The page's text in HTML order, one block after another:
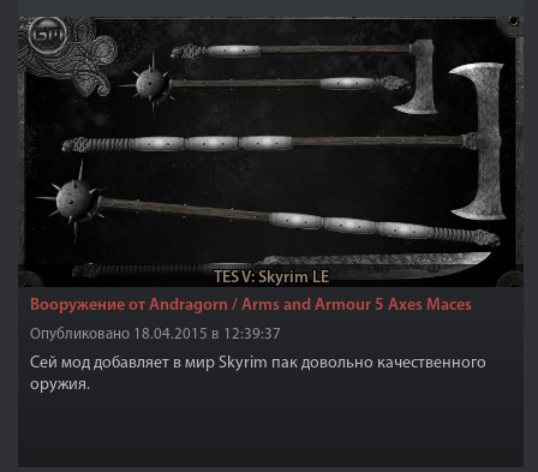
TES V: Skyrim LE
Вооружение от Andragorn / Arms and Armour 5 Axes Maces
Опубликовано 18.04.2015 в 12:39:37
Сей мод добавляет в мир Skyrim пак довольно качественного
оружия.